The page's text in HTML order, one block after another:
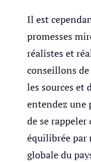
Il est
promesses
réalistes et
conseillons
les sources et
entendez une
de se
équilibrée par
globale du